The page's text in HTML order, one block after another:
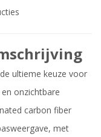
ultieme keuze voor
onzichtbare
carbon fiber
met